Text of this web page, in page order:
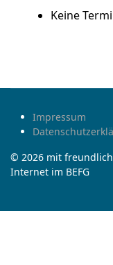
Keine
Impressum
© 2026 mit
Internet im BEFG